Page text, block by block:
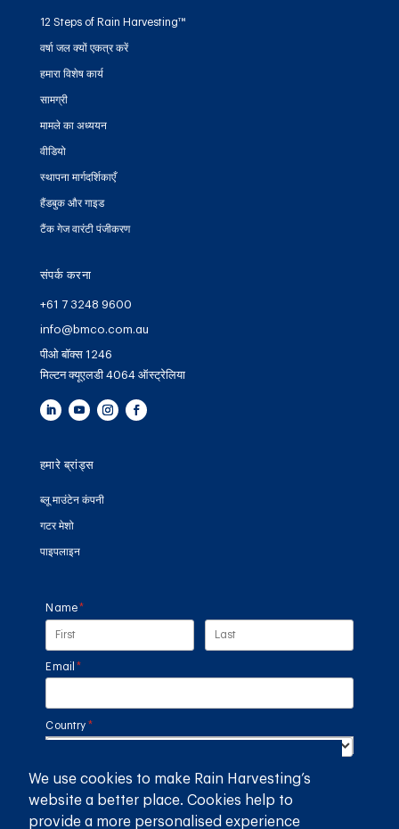
12 Steps of Rain Harvesting™
वर्षा जल क्यों एकत्र करें
हमारा विशेष कार्य
सामग्री
मामले का अध्ययन
वीडियो
स्थापना मार्गदर्शिकाएँ
हैंडबुक और गाइड
टैंक गेज वारंटी पंजीकरण
संपर्क करना
+61 7 3248 9600
info@bmco.com.au
पीओ बॉक्स 1246
मिल्टन क्यूएलडी 4064 ऑस्ट्रेलिया
हमारे ब्रांड्स
ब्लू माउंटेन कंपनी
गटर मेशो
पाइपलाइन
Name *
(required)
Email *
(required)
Country *
(required)
SUBMIT
We use cookies to make Rain Harvesting’s
website a better place. Cookies help to
provide a more personalised experience